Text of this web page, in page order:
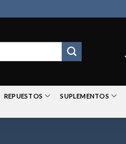
REPUESTOS SUPLEMENTOS